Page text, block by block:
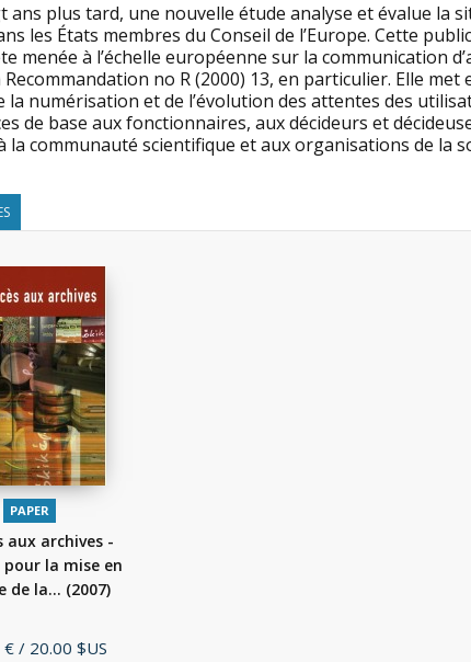
ans plus tard, une nouvelle étude analyse et évalue la
les États membres du Conseil de l’Europe. Cette
menée à l’échelle européenne sur la communication
no R (2000) 13, en particulier. Elle
la numérisation et de l’évolution des attentes des
de base aux fonctionnaires, aux décideurs et
la communauté scientifique et aux organisations de la
PAPER
aux archives -
pour la mise en
de la... (2007)
€ / 20.00 $US